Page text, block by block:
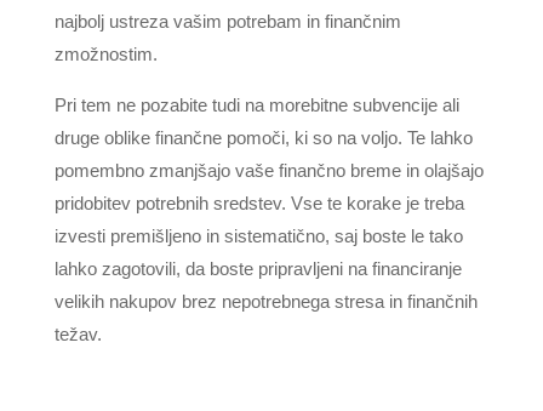
najbolj ustreza vašim potrebam in finančnim
zmožnostim.
Pri tem ne pozabite tudi na morebitne subvencije ali
druge oblike finančne pomoči, ki so na voljo. Te lahko
pomembno zmanjšajo vaše finančno breme in olajšajo
pridobitev potrebnih sredstev. Vse te korake je treba
izvesti premišljeno in sistematično, saj boste le tako
lahko zagotovili, da boste pripravljeni na financiranje
velikih nakupov brez nepotrebnega stresa in finančnih
težav.